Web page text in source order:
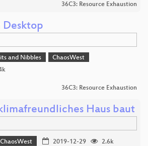
36C3: Resource Exhaustion
Desktop
and Nibbles
ChaosWest
36C3: Resource Exhaustion
Haus baut
ChaosWest 2019-12-29
2.6k